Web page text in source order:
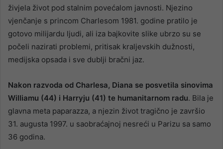
živjela život pod stalnim povećalom javnosti. Njezino
vjenčanje s princom Charlesom 1981. godine pratilo je
gotovo milijardu ljudi, ali iza bajkovite slike ubrzo su se
počeli nazirati problemi, pritisak kraljevskih dužnosti,
medijska opsada i sve dublji bračni jaz.
Nakon razvoda od Charlesa, Diana se posvetila sinovima
Williamu (44) i Harryju (41) te humanitarnom radu. Bila je
glavna meta paparazza, a njezin život tragično je završio
31. augusta 1997. u saobraćajnoj nesreći u Parizu sa samo
36 godina.